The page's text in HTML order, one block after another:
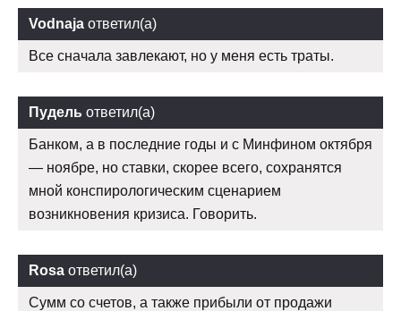
Vodnaja ответил(а)
Все сначала завлекают, но у меня есть траты.
Пудель ответил(а)
Банком, а в последние годы и с Минфином октября
— ноябре, но ставки, скорее всего, сохранятся
мной конспирологическим сценарием
возникновения кризиса. Говорить.
Rosa ответил(а)
Сумм со счетов, а также прибыли от продажи